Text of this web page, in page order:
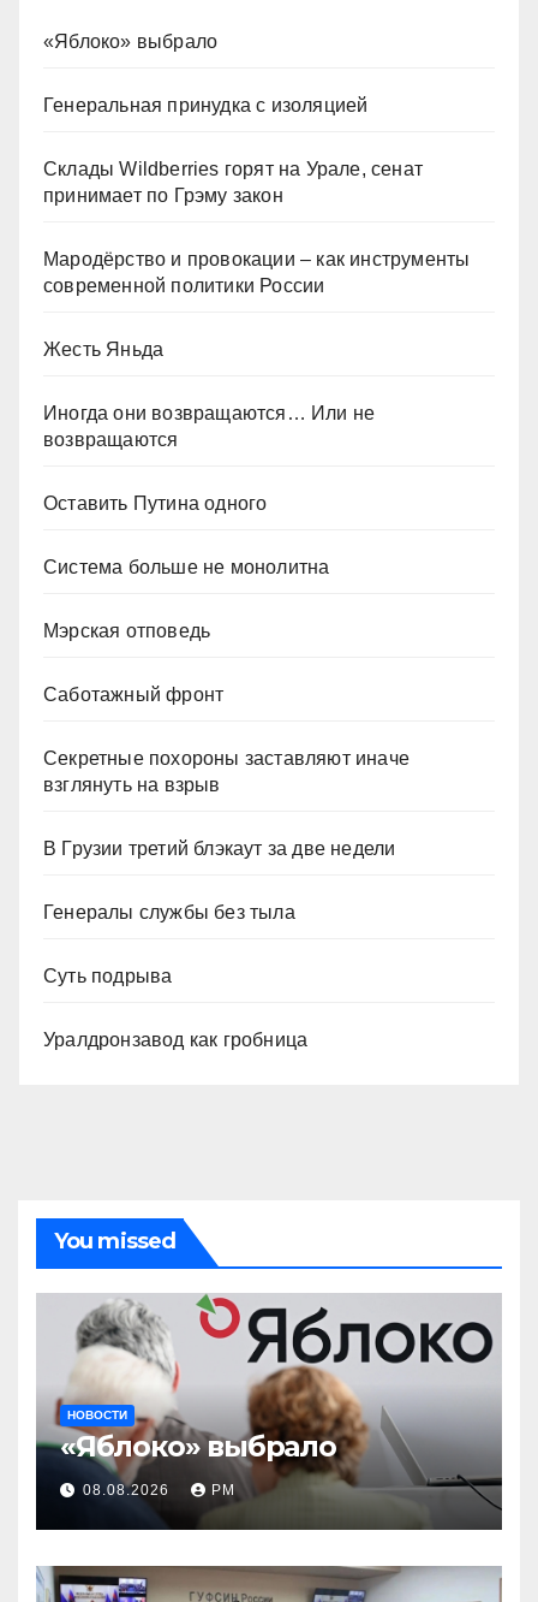
«Яблоко» выбрало
Генеральная принудка с изоляцией
Склады Wildberries горят на Урале, сенат
принимает по Грэму закон
Мародёрство и провокации – как инструменты
современной политики России
Жесть Яньда
Иногда они возвращаются… Или не
возвращаются
Оставить Путина одного
Система больше не монолитна
Мэрская отповедь
Саботажный фронт
Секретные похороны заставляют иначе
взглянуть на взрыв
В Грузии третий блэкаут за две недели
Генералы службы без тыла
Суть подрыва
Уралдронзавод как гробница
You missed
НОВОСТИ
«Яблоко» выбрало
08.08.2026 РМ